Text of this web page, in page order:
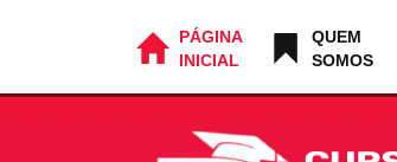
PÁGINA
INICIAL
QUEM
SOMOS